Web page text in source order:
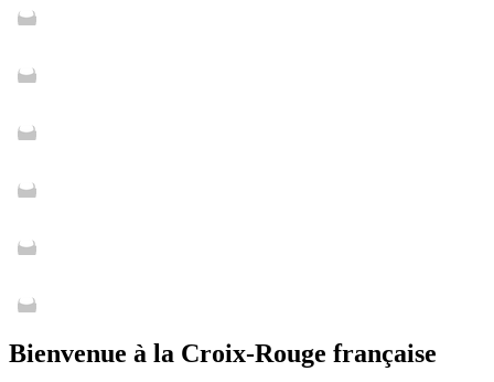
Bienvenue à la Croix-Rouge française